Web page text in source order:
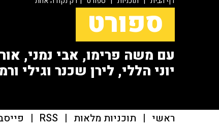
ספורט
עם משה פרימו, אבי נמני,
יוני הללי, לירן שכנר וגילי
ראשי | תוכניות מלאות |
RSS
|